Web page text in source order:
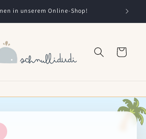
in unserem Online-Shop!
Warenkorb